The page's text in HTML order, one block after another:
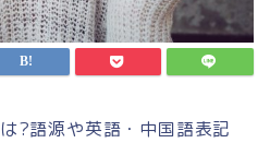
?語源や英語・中国語表記